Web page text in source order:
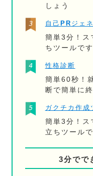
しょう
自己PRジェ
簡単3分！ス
ちツールです
性格診断
簡単60秒！
断で簡単に
ガクチカ作成
簡単3分！ス
立ちツール
3分でで